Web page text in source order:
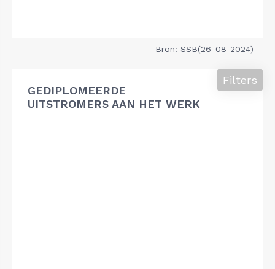
Bron: SSB(26-08-2024)
GEDIPLOMEERDE
UITSTROMERS AAN HET WERK
Filters